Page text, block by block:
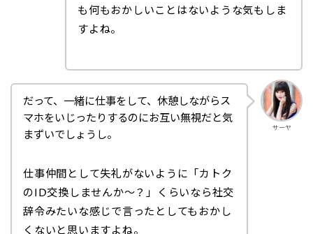
も何もおかしいことはないような気もしま
すよね。
サーヤ
だって、一緒に仕事をして、休憩しながらス
マホをいじったりするのにお互い無視だと気
まずいでしょうし。
仕事仲間として失礼がないように「カトク
のID交換しませんか～？」くらいなら社交
辞令みたいな感じで言ったとしてもおかし
くないと思いますよね。